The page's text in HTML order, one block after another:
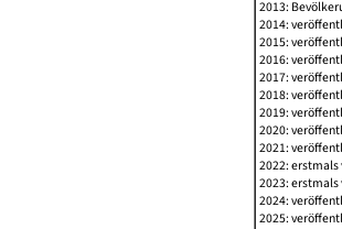
2013:
2014:
2015:
2016:
2017:
2018:
2019:
2020:
2021:
2022:
2023:
2024:
2025: